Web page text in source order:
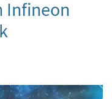
Infineon